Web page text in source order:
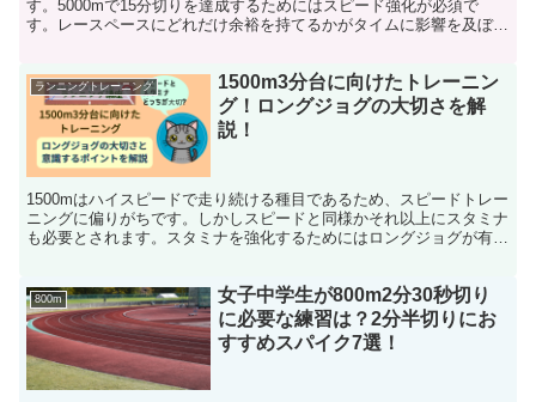
す。5000mで15分切りを達成するためにはスピード強化が必須で
す。レースペースにどれだけ余裕を持てるかがタイムに影響を及ぼす
ランニングトレーニング
1500m3分台に向けたトレーニン
グ！ロングジョグの大切さを解
説！
1500mはハイスピードで走り続ける種目であるため、スピードトレー
ニングに偏りがちです。しかしスピードと同様かそれ以上にスタミナ
も必要とされます。スタミナを強化するためにはロングジョグが有効
800m
女子中学生が800m2分30秒切り
に必要な練習は？2分半切りにお
すすめスパイク7選！